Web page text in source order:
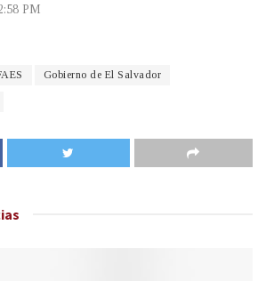
PM
Gobierno de El Salvador